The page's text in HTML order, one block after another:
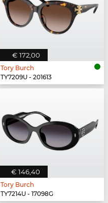
€ 172,00
Tory Burch
TY7209U - 201613
€ 146,40
Tory Burch
TY7214U - 17098G